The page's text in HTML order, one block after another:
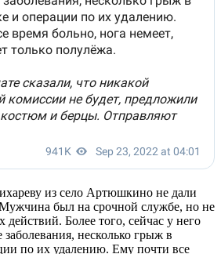
из село Артюшкино не дали
был на срочной службе, но не
Более того, сейчас у него
заболевания, несколько грыж в
по их удалению. Ему почти все